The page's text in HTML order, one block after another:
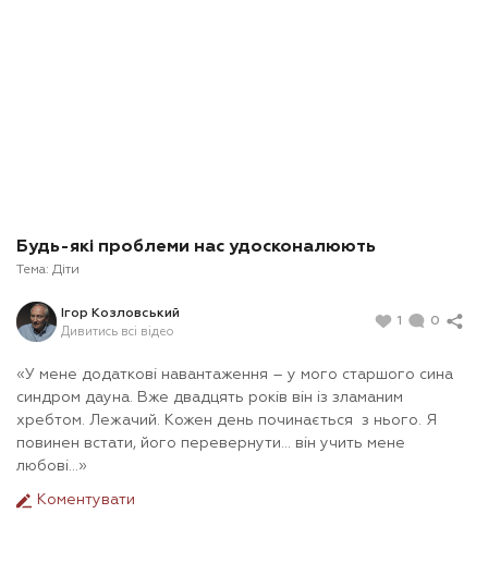
Будь-які проблеми нас удосконалюють
Тема: Діти
Ігор Козловський
Дивитись всі відео
1 0
«У мене додаткові навантаження – у мого старшого сина
синдром дауна. Вже двадцять років він із зламаним
хребтом. Лежачий. Кожен день починається з нього. Я
повинен встати, його перевернути… він учить мене
любові…»
Коментувати